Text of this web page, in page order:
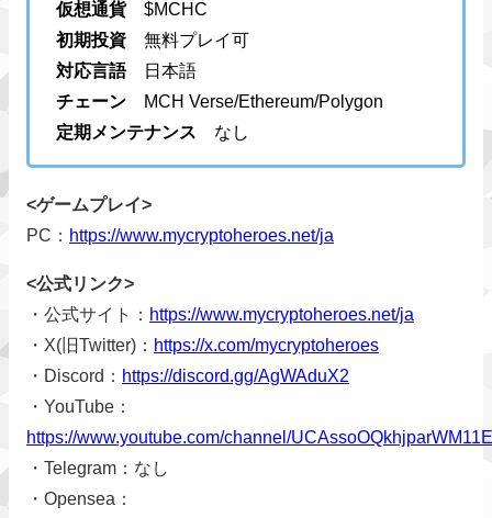
仮想通貨$MCHC
初期投資 無料プレイ可
対応言語日本語
チェーン MCH Verse/Ethereum/Polygon
定期メンテナンス
なし
<ゲームプレイ>
PC： https://www.mycryptoheroes.net/ja
<公式リンク>
・公式サイト： https://www.mycryptoheroes.net/ja
・X(旧Twitter)： https://x.com/mycryptoheroes
・Discord： https://discord.gg/AgWAduX2
・YouTube：
https://www.youtube.com/channel/
・Telegram：なし
・Opensea：